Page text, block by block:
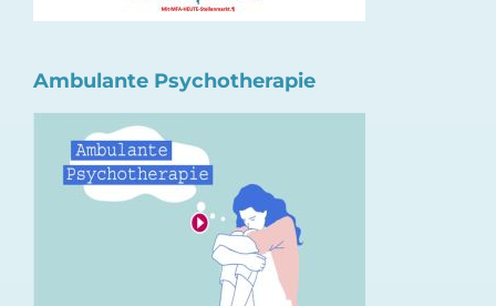
Ambulante Psychotherapie